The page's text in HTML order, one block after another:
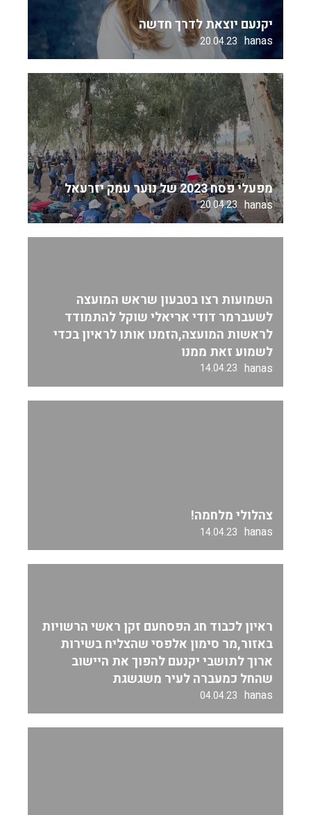
יקנעם יוצאת לדרך חדשה
hanas
20.04.23
מפעלי פסח 2023 של נוער עמק יזרעאל
hanas
20.04.23
השמועות רצו בטבעון שראש המועצה
לשעברמר דודי אריאלי שוקל להתמודד
לראשות המועצה,הזמנו אותו לראיון בכדי
לשמוע זאת ממנו
hanas
14.04.23
צהלולי מלחמה!
hanas
14.04.23
ראיון לכבוד חג הפסחעם זקן ראשי הרשויות
באזור,מר סימון אלפסי שהצליח בשירות
ארוך לתושבי יקנעם להפוך את היישוב
שהחל כמעברה לעיר משגשגת
hanas
04.04.23